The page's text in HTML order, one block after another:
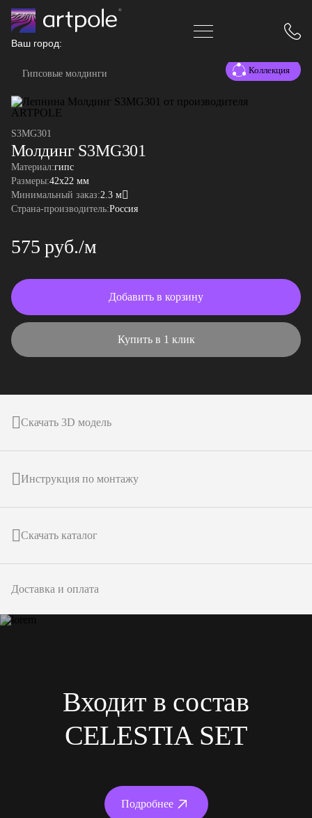
Ваш город:
Гипсовые молдинги Коллекция
S3MG301
Молдинг S3MG301
Материал:гипс
Размеры:42x22 мм
Минимальный заказ:2.3 м
Страна-производитель:Россия
575 руб./м
Добавить в корзину
Купить в 1 клик
Скачать 3D модель
Инструкция по монтажу
Скачать каталог
Доставка и оплата
Входит в состав
CELESTIA SET
Подробнее